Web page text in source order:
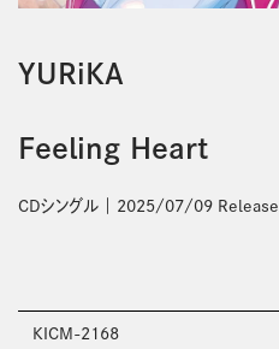
YURiKA
Feeling Heart
CDシングル 2025/07/09 Release
KICM-2168